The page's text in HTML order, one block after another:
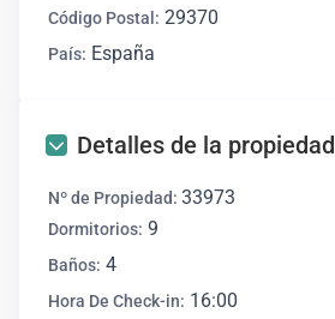
Código Postal: 29370
País: España
Detalles de la propiedad
Nº de Propiedad: 33973
Dormitorios: 9
Baños: 4
Hora De Check-in: 16:00